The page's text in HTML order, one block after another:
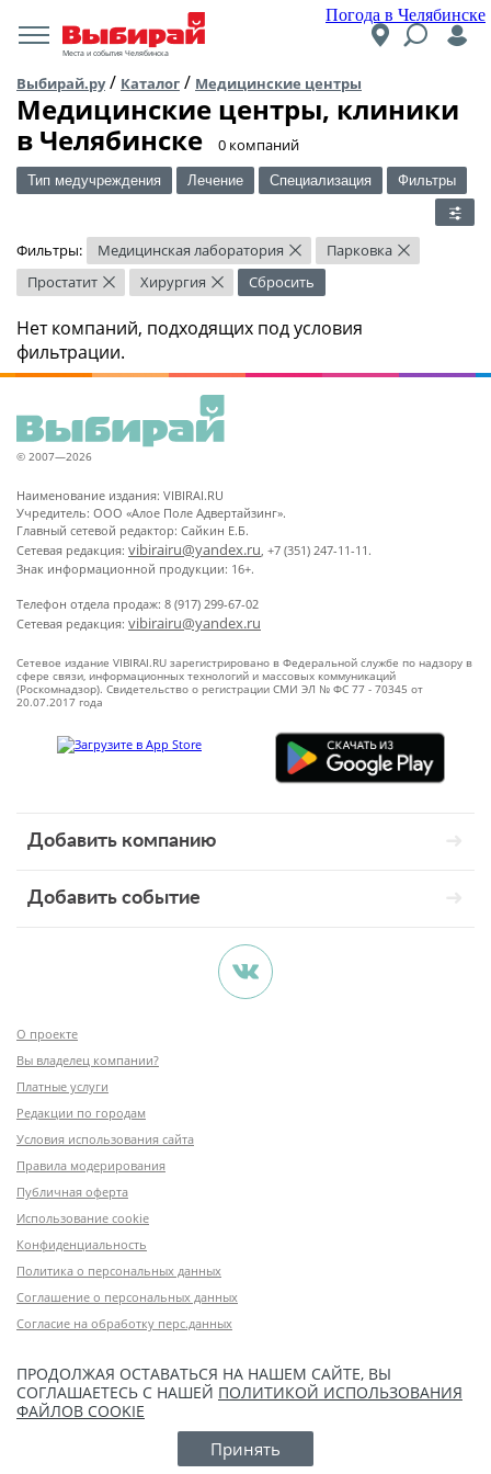
Погода в Челябинске
Места и события Челябинска
Выбирай.ру/ Каталог / Медицинские центры
Медицинские центры, клиники
в Челябинске
​0 компаний
Тип медучреждения Лечение Специализация Фильтры
Фильтры: Медицинская лаборатория × Парковка ×
Простатит × Хирургия × Сбросить
Нет компаний, подходящих под условия
фильтрации.
© 2007—2026
Наименование издания: VIBIRAI.RU
Учредитель: ООО «Алое Поле Адвертайзинг».
Главный сетевой редактор: Сайкин Е.Б.
Сетевая редакция: vibirairu@yandex.ru, +7 (351) 247-11-11.
Знак информационной продукции: 16+.
Телефон отдела продаж: 8 (917) 299-67-02
Сетевая редакция: vibirairu@yandex.ru
Сетевое издание VIBIRAI.RU зарегистрировано в Федеральной службе по надзору в
сфере связи, информационных технологий и массовых коммуникаций
(Роскомнадзор). Свидетельство о регистрации СМИ ЭЛ № ФС 77 - 70345 от
20.07.2017 года
Добавить компанию
Добавить событие
О проекте
Вы владелец компании?
Платные услуги
Редакции по городам
Условия использования сайта
Правила модерирования
Публичная оферта
Использование cookie
Конфиденциальность
Политика о персональных данных
Соглашение о персональных данных
Согласие на обработку перс.данных
ПРОДОЛЖАЯ ОСТАВАТЬСЯ НА НАШЕМ САЙТЕ, ВЫ
СОГЛАШАЕТЕСЬ С НАШЕЙ ПОЛИТИКОЙ ИСПОЛЬЗОВАНИЯ
ФАЙЛОВ COOKIE
Принять